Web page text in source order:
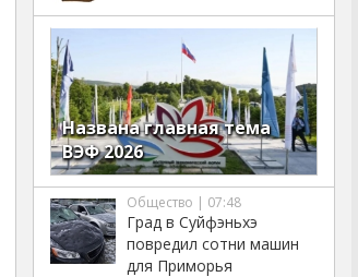
Названа главная тема
ВЭФ 2026
Общество | 07:48
Град в Суйфэньхэ
повредил сотни машин
для Приморья